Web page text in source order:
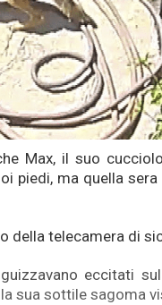
Max, il suo
piedi, ma quella
della telecamera di
eccitati
sua sottile sagoma